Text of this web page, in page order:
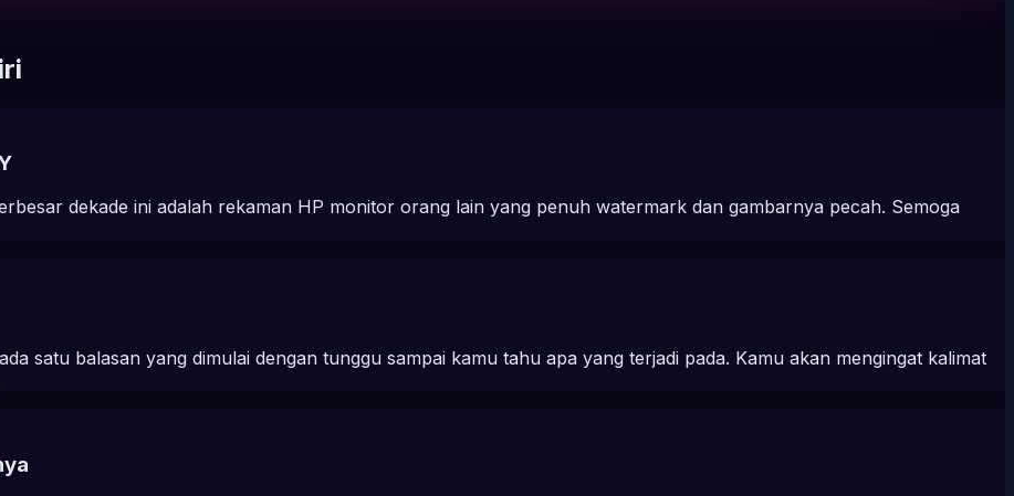
dekade ini adalah rekaman HP monitor orang lain yang penuh watermark dan gambarnya pecah. Semoga
satu balasan yang dimulai dengan tunggu sampai kamu tahu apa yang terjadi pada. Kamu akan mengingat kalimat